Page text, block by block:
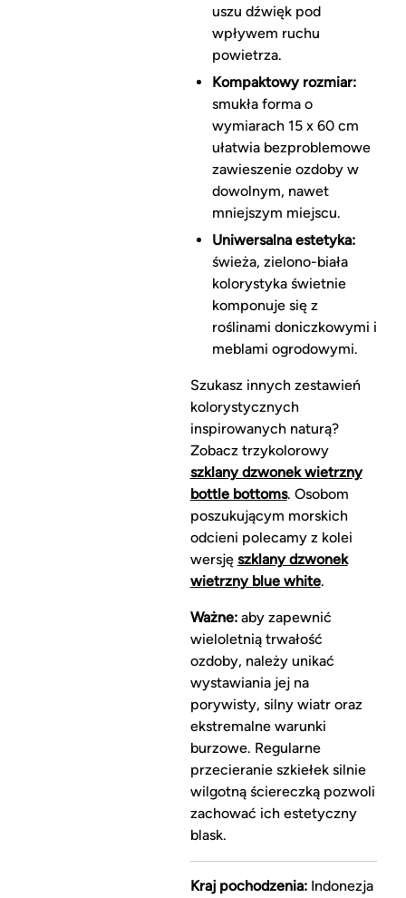
uszu dźwięk pod
wpływem ruchu
powietrza.
Kompaktowy rozmiar:
smukła forma o
wymiarach 15 x 60 cm
ułatwia bezproblemowe
zawieszenie ozdoby w
dowolnym, nawet
mniejszym miejscu.
Uniwersalna estetyka:
świeża, zielono-biała
kolorystyka świetnie
komponuje się z
roślinami doniczkowymi i
meblami ogrodowymi.
Szukasz innych zestawień
kolorystycznych
inspirowanych naturą?
Zobacz trzykolorowy
szklany dzwonek wietrzny
bottle bottoms. Osobom
poszukującym morskich
odcieni polecamy z kolei
wersję szklany dzwonek
wietrzny blue white.
Ważne:aby zapewnić
wieloletnią trwałość
ozdoby, należy unikać
wystawiania jej na
porywisty, silny wiatr oraz
ekstremalne warunki
burzowe. Regularne
przecieranie szkiełek silnie
wilgotną ściereczką pozwoli
zachować ich estetyczny
blask.
Kraj pochodzenia:Indonezja